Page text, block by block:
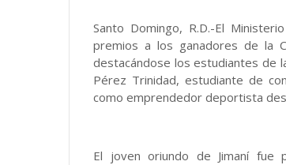
Santo Domingo, R.D.-El
premios a los ganadores de la
destacándose los estudiantes de
Pérez Trinidad, estudiante de
como emprendedor deportista
El joven oriundo de Jimaní fue